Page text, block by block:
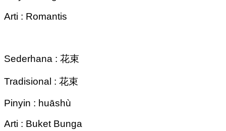
Arti : Romantis
Sederhana : 花束
Tradisional : 花束
Pinyin : huāshù
Arti : Buket Bunga